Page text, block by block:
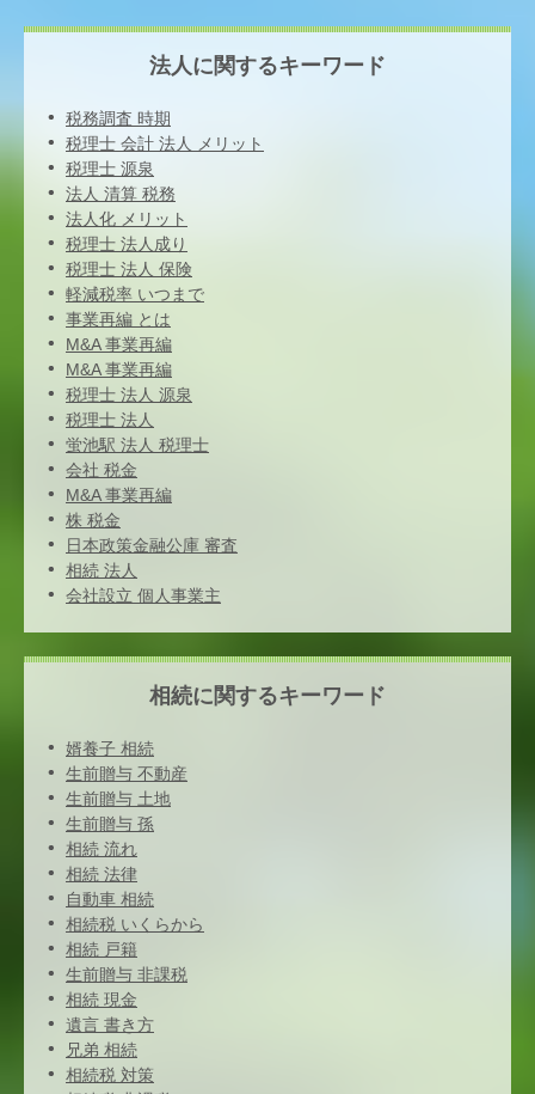
法人に関するキーワード
税務調査 時期
税理士 会計 法人 メリット
税理士 源泉
法人 清算 税務
法人化 メリット
税理士 法人成り
税理士 法人 保険
軽減税率 いつまで
事業再編 とは
M&A 事業再編
M&A 事業再編
税理士 法人 源泉
税理士 法人
蛍池駅 法人 税理士
会社 税金
M&A 事業再編
株 税金
日本政策金融公庫 審査
相続 法人
会社設立 個人事業主
相続に関するキーワード
婿養子 相続
生前贈与 不動産
生前贈与 土地
生前贈与 孫
相続 流れ
相続 法律
自動車 相続
相続税 いくらから
相続 戸籍
生前贈与 非課税
相続 現金
遺言 書き方
兄弟 相続
相続税 対策